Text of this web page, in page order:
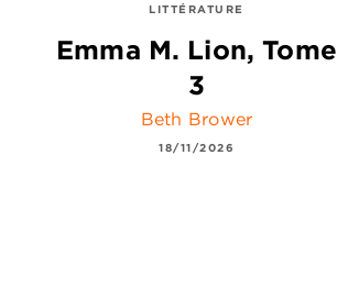
LITTÉRATURE
Emma M. Lion, Tome
3
Beth Brower
18/11/2026